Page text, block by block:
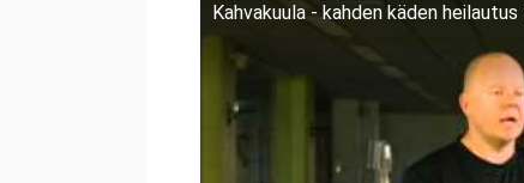
Kahvakuula - kahden käden